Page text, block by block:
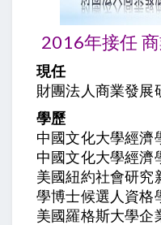
2016年接任
現任
財團法人商業發展
學歷
中國文化大學經濟
中國文化大學經濟
美國紐約社會研究
學博士候選人資格
美國羅格斯大學企